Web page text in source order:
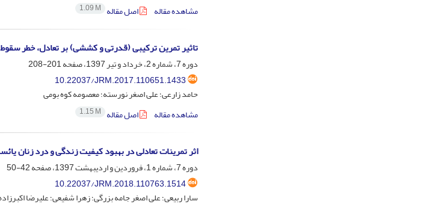
مشاهده مقاله
اصل مقاله 1.09 M
تاثیر تمرین ترکیبی (قدرتی و کششی) بر تعادل، خطر
دوره 7، شماره 2، خرداد و تیر 1397، صفحه
201-208
10.22037/JRM.2017.110651.1433
حامد زارعی؛ علی اصغر نورسته؛ معصومه کوه بومی
مشاهده مقاله
اصل مقاله 1.15 M
اثر تمرینات تعادلی در بهبود کیفیت زندگی و درد زنان
دوره 7، شماره 1، فروردین و اردیبهشت 1397، صفحه
42-50
10.22037/JRM.2018.110763.1514
سارا ربیعی؛ علی اصغر جامه بزرگی؛ زهرا شفیعی؛ علیرضا